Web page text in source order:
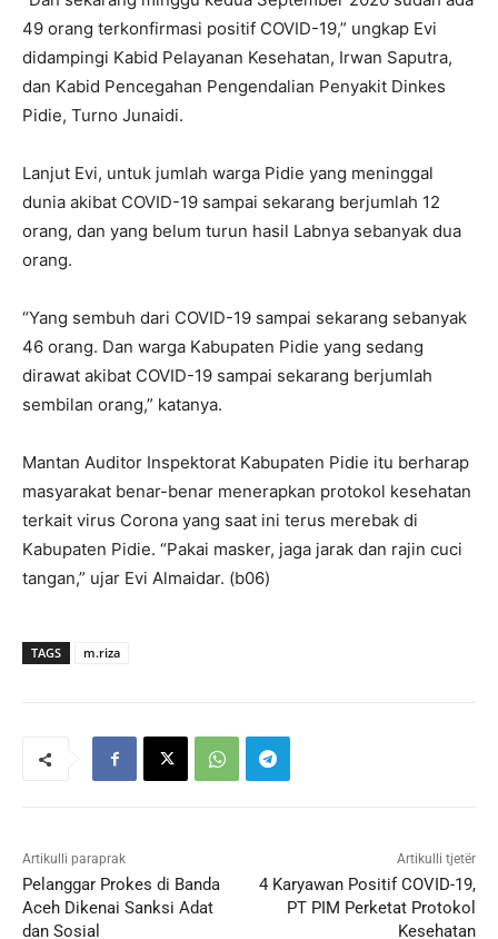
49 orang terkonfirmasi positif COVID-19,” ungkap Evi
didampingi Kabid Pelayanan Kesehatan, Irwan Saputra,
dan Kabid Pencegahan Pengendalian Penyakit Dinkes
Pidie, Turno Junaidi.
Lanjut Evi, untuk jumlah warga Pidie yang meninggal
dunia akibat COVID-19 sampai sekarang berjumlah 12
orang, dan yang belum turun hasil Labnya sebanyak dua
orang.
“Yang sembuh dari COVID-19 sampai sekarang sebanyak
46 orang. Dan warga Kabupaten Pidie yang sedang
dirawat akibat COVID-19 sampai sekarang berjumlah
sembilan orang,” katanya.
Mantan Auditor Inspektorat Kabupaten Pidie itu berharap
masyarakat benar-benar menerapkan protokol kesehatan
terkait virus Corona yang saat ini terus merebak di
Kabupaten Pidie. “Pakai masker, jaga jarak dan rajin cuci
tangan,” ujar Evi Almaidar. (b06)
TAGS m.riza
Artikulli paraprak
Pelanggar Prokes di Banda
Aceh Dikenai Sanksi Adat
dan Sosial
Artikulli tjetër
4 Karyawan Positif COVID-19,
PT PIM Perketat Protokol
Kesehatan